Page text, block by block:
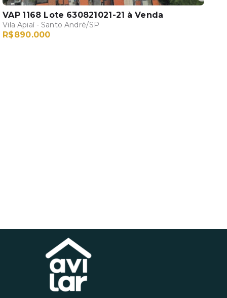
VAP 1168 Lote 630821021-21 à Venda
Vila Apiaí - Santo André/SP
R$890.000